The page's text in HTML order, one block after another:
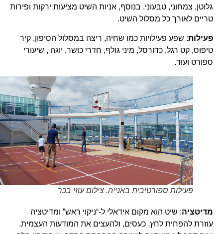
גלוטן, צמחוני, טבעוני. בנוסף, אניות השיט מציעות ירקות ופירות
טריים לאורך כל מסלול השיט.
פעילות: שפע פעילויות כמו שחיה, ריצה במסלול הסיפון, קיר
טיפוס, קט רגל, כדורסל, מיני גולף, חדרי כושר, יוגה , שיעורי
ספורט ועוד.
פעילות ספורטיבית באנייה. צילום עוזי בכר
מדיטציה: שיט הוא מקום אידאלי ל-“ניקוי ראש” ומדיטציה
עוזרת להפחית לחץ, כעסים, ולהעצים את המודעות העצמית.